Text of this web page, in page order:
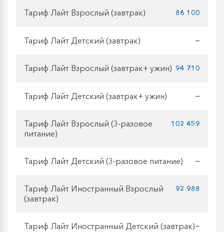
Тариф Лайт Взрослый (завтрак) 86 100
Тариф Лайт Детский (завтрак) —
Тариф Лайт Взрослый (завтрак+ ужин) 94 710
Тариф Лайт Детский (завтрак+ ужин) —
Тариф Лайт Взрослый (3-разовое
питание)
102 459
Тариф Лайт Детский (3-разовое питание) —
Тариф Лайт Иностранный Взрослый
(завтрак)
92 988
Тариф Лайт Иностранный Детский (завтрак)—